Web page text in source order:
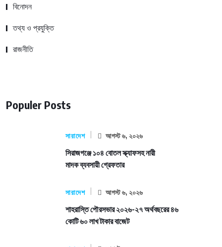
বিনোদন
তথ্য ও প্রযুক্তি
রাজনীতি
Populer Posts
সারাদেশ আগস্ট ৬, ২০২৬
সিরাজগঞ্জে ১০৪ বোতল স্ক্যাফসহ নারী
মাদক ব্যবসায়ী গ্রেফতার
সারাদেশ আগস্ট ৬, ২০২৬
শাহরাস্তি পৌরসভার ২০২৬-২৭ অর্থবছরের ৪৬
কোটি ৬০ লাখ টাকার বাজেট